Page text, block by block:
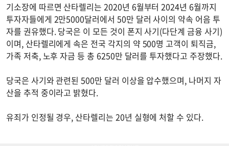
기소장에 따르면 산타렐리는 2020년 6월부터 2024년 6월까지
투자자들에게 2만5000달러에서 50만 달러 사이의 약속 어음 투
자를 권유했다. 당국은 이 모든 것이 폰지 사기(다단계 금융 사기)
이며, 산타렐리에게 속은 전국 각지의 약 500명 고객이 퇴직금,
가족 저축, 노후 자금 등 총 6250만 달러를 투자했다고 주장했다.
당국은 사기와 관련된 500만 달러 이상을 압수했으며, 나머지 자
산을 추적 중이라고 밝혔다.
유죄가 인정될 경우, 산타렐리는 20년 실형에 처할 수 있다.